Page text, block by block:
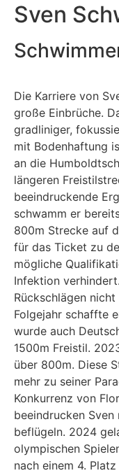
Sven
Die Karriere von
große Einbrüche.
gradliniger,
mit Bodenhaftung
an die
längeren
beeindruckende
schwamm er
800m Strecke auf
für das Ticket zu
mögliche
Infektion
Rückschlägen
Folgejahr schaffte
wurde auch
1500m Freistil.
über 800m. Diese
mehr zu seiner
Konkurrenz von
beeindrucken
beflügeln. 2024
olympischen
nach einem 4.